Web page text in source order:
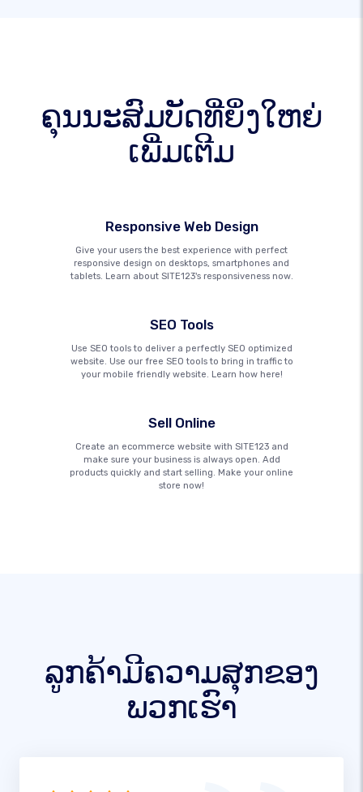
ຄຸນນະສົມບັດທີ່ຍິ່ງໃຫຍ່
ເພີ່ມເຕີມ
Responsive Web Design
Give your users the best experience with perfect
responsive design on desktops, smartphones and
tablets. Learn about SITE123's responsiveness now.
SEO Tools
Use SEO tools to deliver a perfectly SEO optimized
website. Use our free SEO tools to bring in traffic to
your mobile friendly website. Learn how here!
Sell Online
Create an ecommerce website with SITE123 and
make sure your business is always open. Add
products quickly and start selling. Make your online
store now!
ລູກຄ້າມີຄວາມສຸກຂອງ
ພວກເຮົາ